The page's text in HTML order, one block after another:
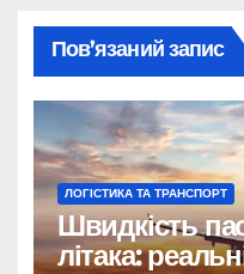
Пов’язаний запис
ЛОГІСТИКА ТА ТРАНСПОРТ
Швидкість
літака: